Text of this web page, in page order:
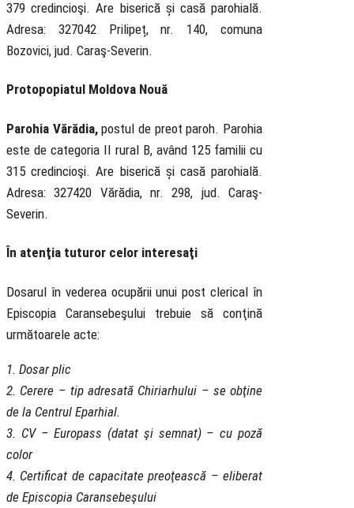
379 credincioşi. Are biserică și casă parohială.
Adresa: 327042 Prilipeț, nr. 140, comuna
Bozovici, jud. Caraş-Severin.
Protopopiatul Moldova Nouă
Parohia Vărădia,postul de preot paroh. Parohia
este de categoria II rural B, având 125 familii cu
315 credincioşi. Are biserică și casă parohială.
Adresa: 327420 Vărădia, nr. 298, jud. Caraş-
Severin.
În atenţia tuturor celor interesaţi
Dosarul în vederea ocupării unui post clerical în
Episcopia Caransebeşului trebuie să conţină
următoarele acte:
1. Dosar plic
2. Cerere – tip adresată Chiriarhului – se obţine
de la Centrul Eparhial.
3. CV – Europass (datat şi semnat) – cu poză
color
4. Certificat de capacitate preoţească – eliberat
de Episcopia Caransebeşului